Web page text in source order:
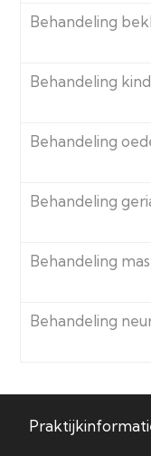
Behandeling
Behandeling
Behandeling
Behandeling
Behandeling
Behandeling